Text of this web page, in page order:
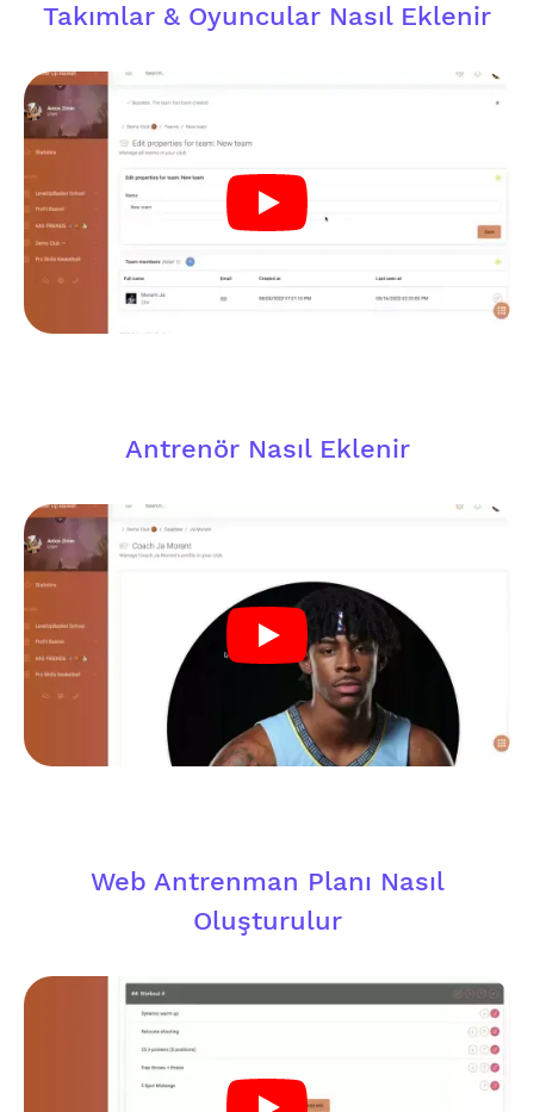
Takımlar & Oyuncular Nasıl Eklenir
Antrenör Nasıl Eklenir
Web Antrenman Planı Nasıl
Oluşturulur